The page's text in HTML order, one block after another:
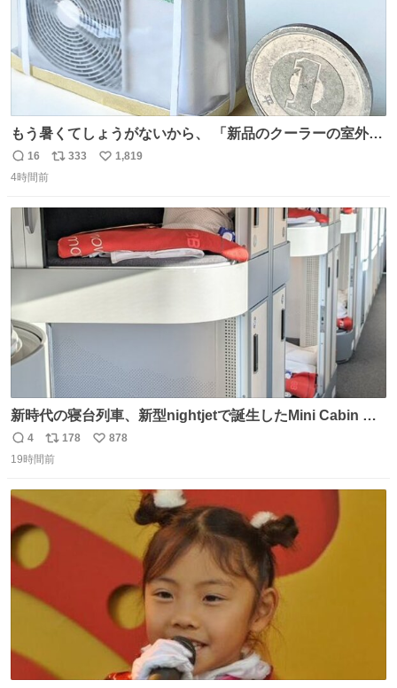
もう暑くてしょうがないから、 「新品のクーラーの室外機
のミニチュア」 でも見ていってよ
返
信
16
リ
数
333
い
1,819
4時間前
新時代の寝台列車、新型nightjetで誕生したMini Cabin ま
さに走るカプセルホテルといった感じで、一人旅で利用す
るのにはちょうどいい設備。 他の人も言ってましたが、サ
返
信
4
リ
ポ
178
い
878
19時間前